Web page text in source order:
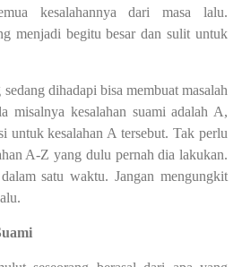
kesalahannya dari masa lalu.
menjadi begitu besar dan sulit untuk
dihadapi bisa membuat masalah
misalnya kesalahan suami adalah A,
untuk kesalahan A tersebut. Tak perlu
A-Z yang dulu pernah dia lakukan.
satu waktu. Jangan mengungkit